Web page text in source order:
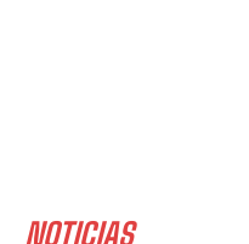
NOTICIAS